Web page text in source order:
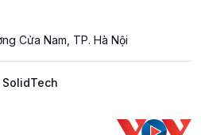
Cửa Nam, TP. Hà Nội